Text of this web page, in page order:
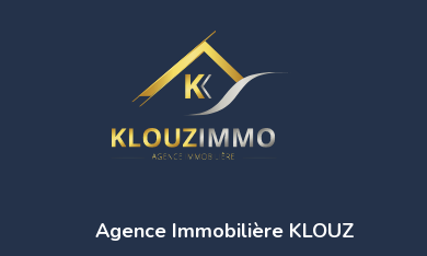
Agence Immobilière KLOUZ